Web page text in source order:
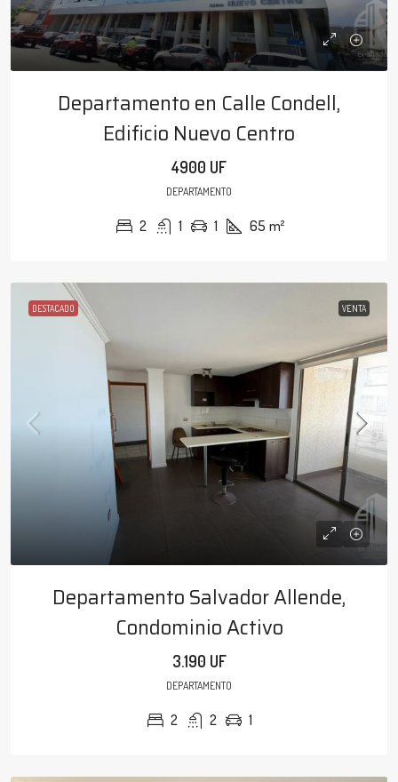
Departamento en Calle Condell,
Edificio Nuevo Centro
4900 UF
DEPARTAMENTO
2 1 1 65 m²
DESTACADO VENTA
Departamento Salvador Allende,
Condominio Activo
3.190 UF
DEPARTAMENTO
2 2 1